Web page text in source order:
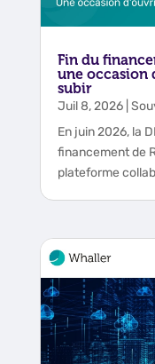
Fin du
une occasion
subir
Juil 8, 2026|
En juin 2026, la
financement de
plateforme